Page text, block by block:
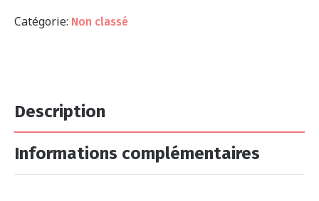
Catégorie: Non classé
Description
Informations complémentaires